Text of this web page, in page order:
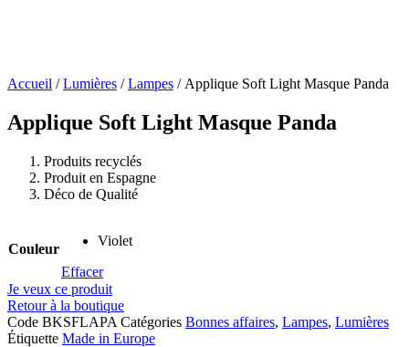
Accueil /Lumières /Lampes / Applique Soft Light Masque Panda
Applique Soft Light Masque Panda
Produits recyclés
Produit en Espagne
Déco de Qualité
Couleur
Violet
Effacer
Je veux ce produit
Retour à la boutique
Code BKSFLAPA Catégories Bonnes affaires, Lampes, Lumières
Étiquette Made in Europe